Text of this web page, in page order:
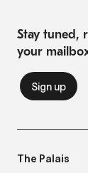
Stay tuned,
your
The Palais